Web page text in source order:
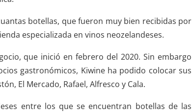
botellas, que fueron muy bien recibidas por
especializada en vinos neozelandeses.
que inició en febrero del 2020. Sin embargo
gastronómicos, Kiwine ha podido colocar sus
El Mercado, Rafael, Alfresco y Cala.
entre los que se encuentran botellas de las